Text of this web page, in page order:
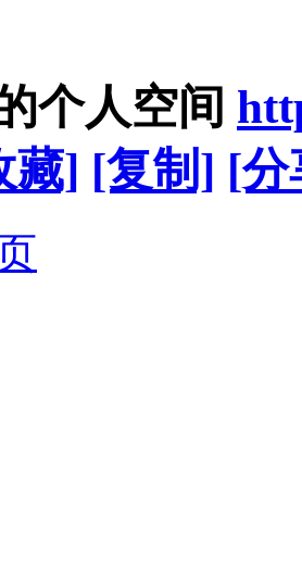
个人空间
藏] [复制] [分